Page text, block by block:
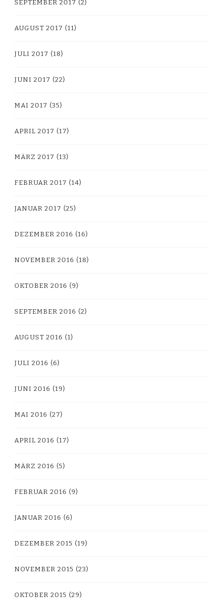
SEPTEMBER 2017 (2)
AUGUST 2017 (11)
JULI 2017 (18)
JUNI 2017 (22)
MAI 2017 (35)
APRIL 2017 (17)
MÄRZ 2017 (13)
FEBRUAR 2017 (14)
JANUAR 2017 (25)
DEZEMBER 2016 (16)
NOVEMBER 2016 (18)
OKTOBER 2016 (9)
SEPTEMBER 2016 (2)
AUGUST 2016 (1)
JULI 2016 (6)
JUNI 2016 (19)
MAI 2016 (27)
APRIL 2016 (17)
MÄRZ 2016 (5)
FEBRUAR 2016 (9)
JANUAR 2016 (6)
DEZEMBER 2015 (19)
NOVEMBER 2015 (23)
OKTOBER 2015 (29)